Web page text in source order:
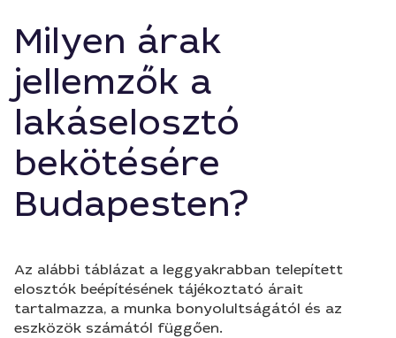
Milyen árak
jellemzők a
lakáselosztó
bekötésére
Budapesten?
Az alábbi táblázat a leggyakrabban telepített
elosztók beépítésének tájékoztató árait
tartalmazza, a munka bonyolultságától és az
eszközök számától függően.